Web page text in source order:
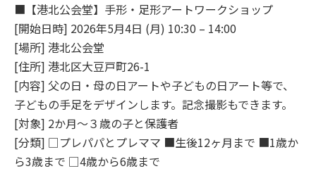
■【港北公会堂】手形・足形アートワークショップ
[開始日時] 2026年5月4日 (月) 10:30 – 14:00
[場所] 港北公会堂
[住所] 港北区大豆戸町26-1
[内容] 父の日・母の日アートや子どもの日アート等で、
子どもの手足をデザインします。記念撮影もできます。
[対象] 2か月～３歳の子と保護者
[分類] □プレパパとプレママ ■生後12ヶ月まで ■1歳か
ら3歳まで □4歳から6歳まで